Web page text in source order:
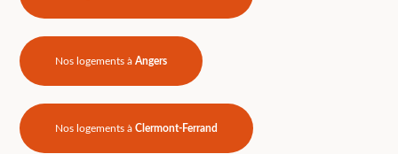
Nos logements àAngers
Nos logements àClermont-Ferrand